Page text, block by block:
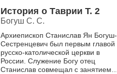
История о Таврии Т. 2
Богуш С. С.
Архиепископ Станислав Ян Богуш-
Сестренцевич был первым главой
русско-католической церкви в
России. Служение Богу отец
Станислав совмещал с занятием